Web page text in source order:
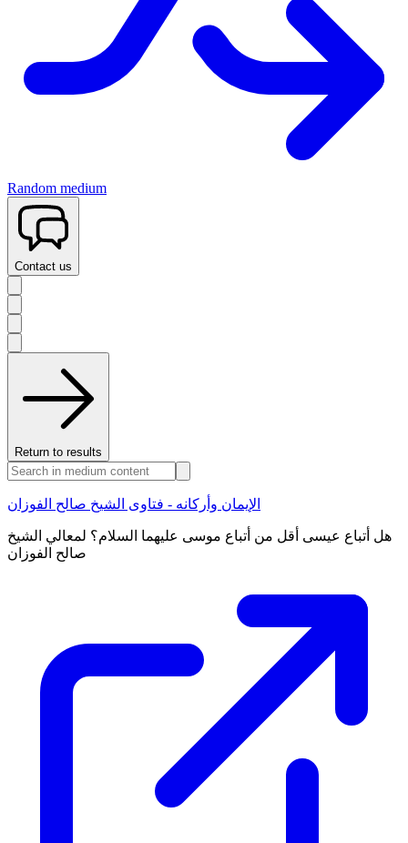
Random medium
Contact us
Return to results
الإيمان وأركانه - فتاوى الشيخ صالح الفوزان
هل أتباع عيسى أقل من أتباع موسى عليهما السلام؟ لمعالي الشيخ
صالح الفوزان